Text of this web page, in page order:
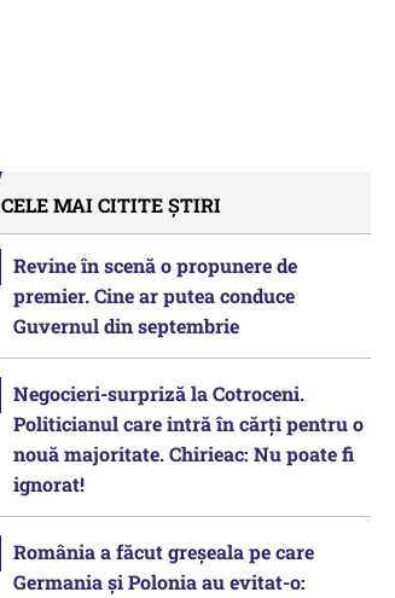
CELE MAI CITITE ȘTIRI
Revine în scenă o propunere de
premier. Cine ar putea conduce
Guvernul din septembrie
Negocieri-surpriză la Cotroceni.
Politicianul care intră în cărți pentru o
nouă majoritate. Chirieac: Nu poate fi
ignorat!
România a făcut greșeala pe care
Germania și Polonia au evitat-o: